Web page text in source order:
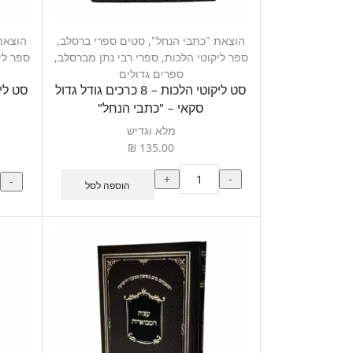
הוצאת "כתבי הנחל", סטים ספרי ברסלב,
ספר ליקוטי הלכות,ספרי רבי נתן מברסלב,
ספרים גדולים
סט ליקוטי הלכות – 8 כרכים גודל גדול
סקאי – "כתבי הנחל"
מלא וגדיש
₪ 135.00
-
+ הוספה לסל
ספר
-